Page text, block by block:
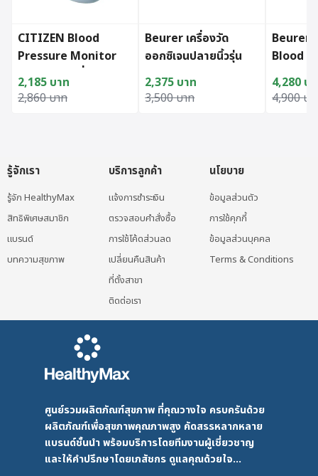
CITIZEN Blood
Pressure Monitor
#CH-453 เครื่องวัด
ความดันโลหิตระบบ
2,860บาท
Original price was: 2,860 บาท.
2,185 บาท
Current price is: 2,185 บาท.
Beurer เครื่องวัด
ออกซิเจนปลายนิ้วรุ่น
PO30
3,500บาท
Original price was: 3,500 บาท.
2,375 บาท
Current price is: 2,375 บาท.
Beurer
Blood
BM81
4,900บ
Original
4,280 บ
Current
รู้จักเรา
รู้จัก HealthyMax
สิทธิพิเศษสมาชิก
แบรนด์
บทความสุขภาพ
บริการลูกค้า
แจ้งการชำระเงิน
ตรวจสอบคำสั่งซื้อ
การใช้โค้ดส่วนลด
เปลี่ยนคืนสินค้า
ที่ตั้งสาขา
ติดต่อเรา
นโยบาย
ข้อมูลส่วนตัว
การใช้คุกกี้
ข้อมูลส่วนบุคคล
Terms & Conditions
ศูนย์รวมผลิตภัณฑ์สุขภาพ ที่คุณวางใจ ครบครันด้วย
ผลิตภัณฑ์เพื่อสุขภาพคุณภาพสูง คัดสรรหลากหลาย
แบรนด์ชั้นนำ พร้อมบริการโดยทีมงานผู้เชี่ยวชาญ
และให้คำปรึกษาโดยเภสัชกร ดูแลคุณด้วยใจ...